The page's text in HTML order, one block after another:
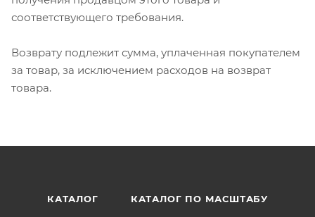
соответствующего требования.
Возврату подлежит сумма, уплаченная покупателем
за товар, за исключением расходов на возврат
товара.
КАТАЛОГ КАТАЛОГ ПО МАСШТАБУ